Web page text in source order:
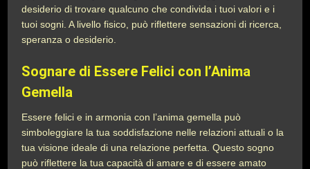
desiderio di trovare qualcuno che condivida i tuoi valori e i
tuoi sogni. A livello fisico, può riflettere sensazioni di ricerca,
speranza o desiderio.
Sognare di Essere Felici con l’Anima
Gemella
Essere felici e in armonia con l’anima gemella può
simboleggiare la tua soddisfazione nelle relazioni attuali o la
tua visione ideale di una relazione perfetta. Questo sogno
può riflettere la tua capacità di amare e di essere amato